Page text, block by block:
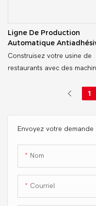
Envoyez votre demande
Nom
Courriel
Ligne De Production
Automatique
Antiadhésive
Construisez votre usine de
restaurants avec des
équipements de rivetage et
personnalisés pour les
casseroles en aluminium et
1